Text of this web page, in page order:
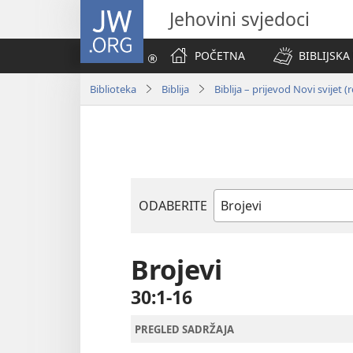
JW.ORG Jehovini svjedoci
POČETNA
BIBLIJSKA
Biblioteka Biblija Biblija – prijevod Novi svijet
ODABERITE
Biblijska
Brojevi
30:1-16
PREGLED SADRŽAJA